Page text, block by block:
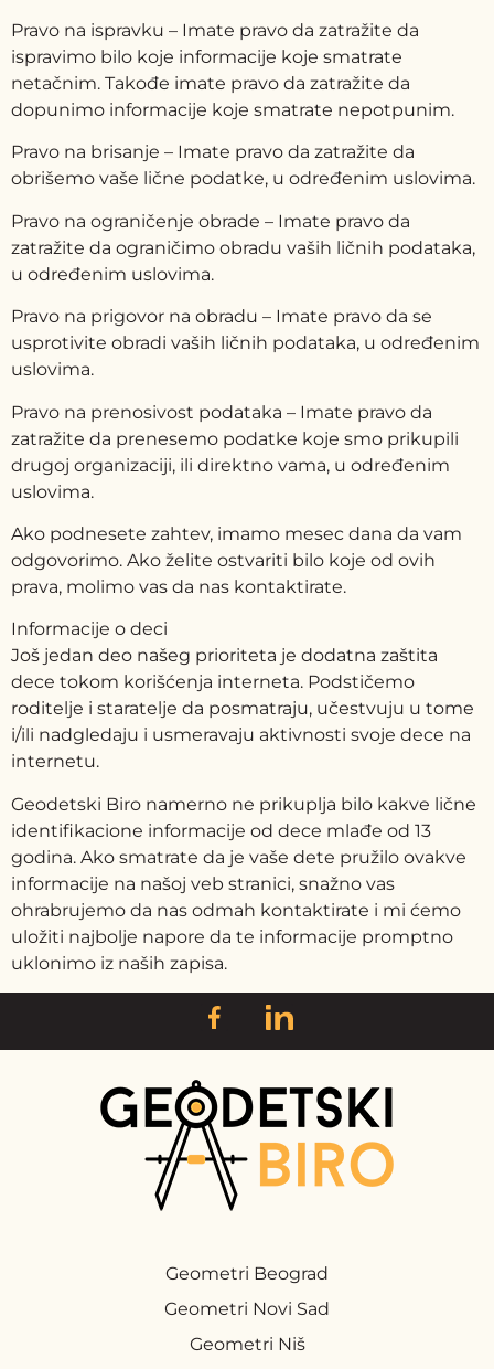
Pravo na ispravku – Imate pravo da zatražite da
ispravimo bilo koje informacije koje smatrate
netačnim. Takođe imate pravo da zatražite da
dopunimo informacije koje smatrate nepotpunim.
Pravo na brisanje – Imate pravo da zatražite da
obrišemo vaše lične podatke, u određenim uslovima.
Pravo na ograničenje obrade – Imate pravo da
zatražite da ograničimo obradu vaših ličnih podataka,
u određenim uslovima.
Pravo na prigovor na obradu – Imate pravo da se
usprotivite obradi vaših ličnih podataka, u određenim
uslovima.
Pravo na prenosivost podataka – Imate pravo da
zatražite da prenesemo podatke koje smo prikupili
drugoj organizaciji, ili direktno vama, u određenim
uslovima.
Ako podnesete zahtev, imamo mesec dana da vam
odgovorimo. Ako želite ostvariti bilo koje od ovih
prava, molimo vas da nas kontaktirate.
Informacije o deci
Još jedan deo našeg prioriteta je dodatna zaštita
dece tokom korišćenja interneta. Podstičemo
roditelje i staratelje da posmatraju, učestvuju u tome
i/ili nadgledaju i usmeravaju aktivnosti svoje dece na
internetu.
Geodetski Biro namerno ne prikuplja bilo kakve lične
identifikacione informacije od dece mlađe od 13
godina. Ako smatrate da je vaše dete pružilo ovakve
informacije na našoj veb stranici, snažno vas
ohrabrujemo da nas odmah kontaktirate i mi ćemo
uložiti najbolje napore da te informacije promptno
uklonimo iz naših zapisa.
Geometri Beograd
Geometri Novi Sad
Geometri Niš